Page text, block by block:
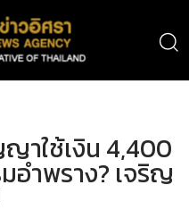
าใช้เงิน 4,400
อำพราง? เจริญ